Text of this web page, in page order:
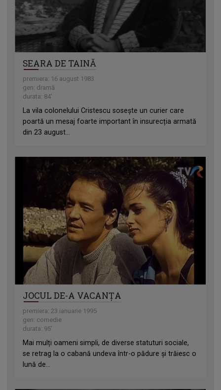
SEARA DE TAINĂ
premiera: 16 august 1983
gen: dramă
durata: 84'
La vila colonelului Cristescu sosește un curier care
poartă un mesaj foarte important în insurecția armată
din 23 august...
JOCUL DE-A VACANȚA
premiera: 23 ianuarie 1995
gen: comedie
durata: 95'
Mai mulți oameni simpli, de diverse statuturi sociale,
se retrag la o cabană undeva într-o pădure și trăiesc o
lună de...